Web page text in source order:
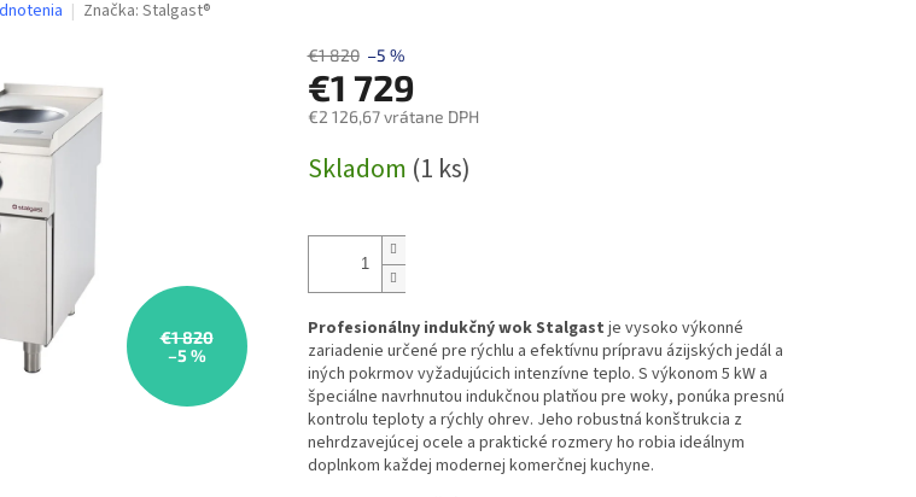
Značka: Stalgast®
€1 820
–5 %
€1 820 –5 %
€1 729
€2 126,67 vrátane DPH
cena:
Skladom (1 ks)
Profesionálny indukčný wok Stalgast je vysoko výkonné
zariadenie určené pre rýchlu a efektívnu prípravu ázijských jedál a
iných pokrmov vyžadujúcich intenzívne teplo. S výkonom 5 kW a
špeciálne navrhnutou indukčnou platňou pre woky, ponúka presnú
kontrolu teploty a rýchly ohrev. Jeho robustná konštrukcia z
nehrdzavejúcej ocele a praktické rozmery ho robia ideálnym
doplnkom každej modernej komerčnej kuchyne.